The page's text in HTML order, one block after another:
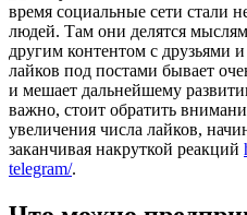
время социальные сети стали
людей. Там они делятся
другим контентом с друзьями
лайков под постами бывает
и мешает дальнейшему
важно, стоит обратить
увеличения числа лайков,
заканчивая накруткой реакций
telegram/.